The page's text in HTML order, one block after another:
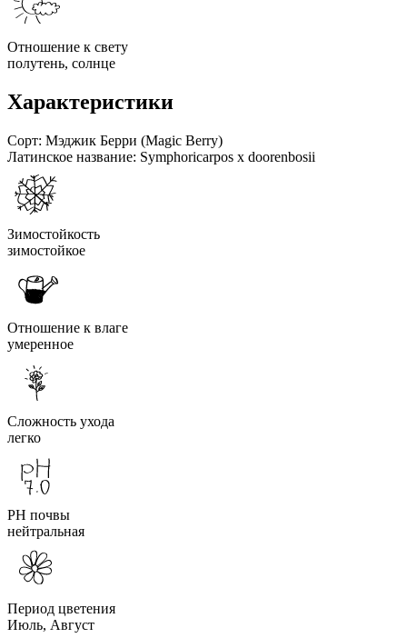
Отношение к свету
полутень, солнце
Характеристики
Сорт: Мэджик Берри (Magic Berry)
Латинское название: Symphoricarpos x doorenbosii
Зимостойкость
зимостойкое
Отношение к влаге
умеренное
Сложность ухода
легко
PH почвы
нейтральная
Период цветения
Июль, Август